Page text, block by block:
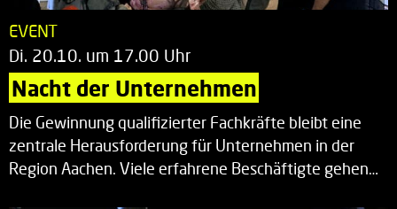
EVENT
Di. 20.10. um 17.00 Uhr
Nacht der Unternehmen
Die Gewinnung qualifizierter Fachkräfte bleibt eine
zentrale Herausforderung für Unternehmen in der
Region Aachen. Viele erfahrene Beschäftigte gehen…